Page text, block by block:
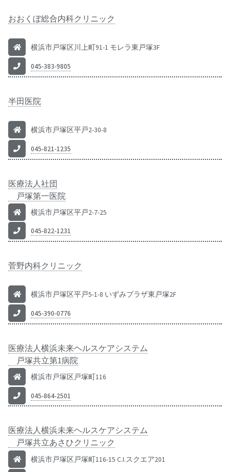
おおくぼ総合内科クリニック
横浜市戸塚区川上町91-1 モレラ東戸塚3F
045-383-9805
半田医院
横浜市戸塚区平戸2-30-8
045-821-1235
医療法人社団
戸塚第一医院
横浜市戸塚区平戸2-7-25
045-822-1231
菅野内科クリニック
横浜市戸塚区平戸5-1-8 いずみプラザ東戸塚2F
045-390-0776
医療法人横浜未来ヘルスケアシステム
戸塚共立第1病院
横浜市戸塚区戸塚町116
045-864-2501
医療法人横浜未来ヘルスケアシステム
戸塚共立あさひクリニック
横浜市戸塚区戸塚町116-15 C.I.スクエア201